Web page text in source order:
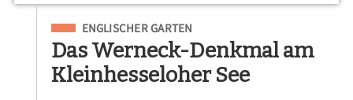
Eingeordnet unter
ENGLISCHER GARTEN
Das Werneck-Denkmal am
Kleinhesseloher See